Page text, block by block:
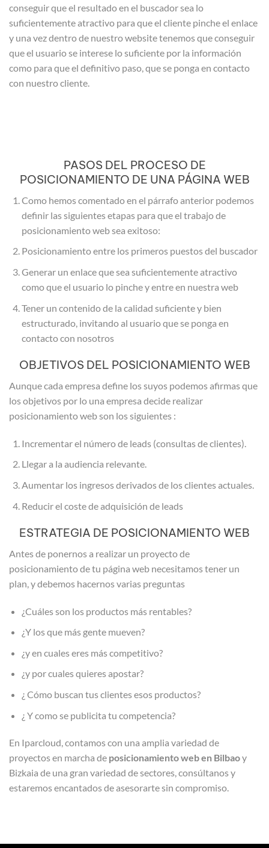
conseguir que el resultado en el buscador sea lo
suficientemente atractivo para que el cliente pinche el enlace
y una vez dentro de nuestro website tenemos que conseguir
que el usuario se interese lo suficiente por la información
como para que el definitivo paso, que se ponga en contacto
con nuestro cliente.
PASOS DEL PROCESO DE
POSICIONAMIENTO DE UNA PÁGINA WEB
Como hemos comentado en el párrafo anterior podemos
definir las siguientes etapas para que el trabajo de
posicionamiento web sea exitoso:
Posicionamiento entre los primeros puestos del buscador
Generar un enlace que sea suficientemente atractivo
como que el usuario lo pinche y entre en nuestra web
Tener un contenido de la calidad suficiente y bien
estructurado, invitando al usuario que se ponga en
contacto con nosotros
OBJETIVOS DEL POSICIONAMIENTO WEB
Aunque cada empresa define los suyos podemos afirmas que
los objetivos por lo una empresa decide realizar
posicionamiento web son los siguientes :
Incrementar el número de leads (consultas de clientes).
Llegar a la audiencia relevante.
Aumentar los ingresos derivados de los clientes actuales.
Reducir el coste de adquisición de leads
ESTRATEGIA DE POSICIONAMIENTO WEB
Antes de ponernos a realizar un proyecto de
posicionamiento de tu página web necesitamos tener un
plan, y debemos hacernos varias preguntas
¿Cuáles son los productos más rentables?
¿Y los que más gente mueven?
¿y en cuales eres más competitivo?
¿y por cuales quieres apostar?
¿ Cómo buscan tus clientes esos productos?
¿ Y como se publicita tu competencia?
En Iparcloud, contamos con una amplia variedad de
proyectos en marcha de posicionamiento web en Bilbaoy
Bizkaia de una gran variedad de sectores, consúltanos y
estaremos encantados de asesorarte sin compromiso.